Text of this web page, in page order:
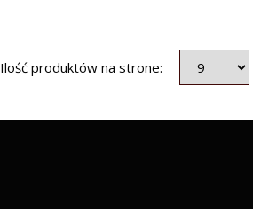
Ilość produktów na strone: